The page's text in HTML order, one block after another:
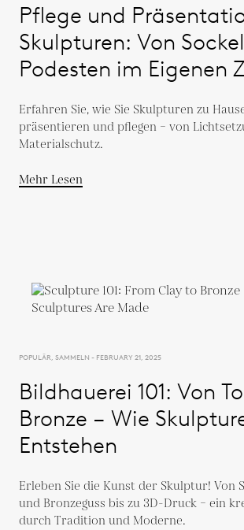
Pflege und
Skulpturen: Von
Podesten im Eigenen
Erfahren Sie, wie Sie Skulpturen zu
präsentieren und pflegen – von
Materialschutz.
Mehr Lesen
POPULÄR, SAMMELN - FEBRUARY 21, 2025
Bildhauerei 101: Von
Bronze – Wie
Entstehen
Erleben Sie die Kunst der Skulptur! Von
und Bronzeguss bis zu 3D-Druck – ein
durch Tradition und Moderne.